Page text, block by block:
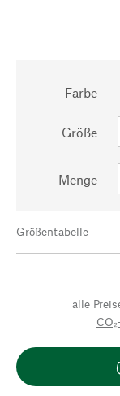
Farbe
Größe
Menge
Größentabelle
alle